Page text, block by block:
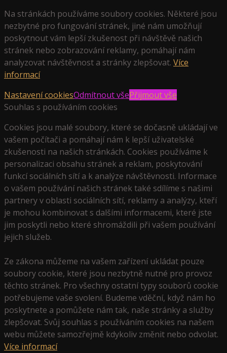
Na stránkách používáme soubory cookies. Některé jsou
nezbytné pro fungování stránek, jiné nám umožňují
poskytnout vám lepší zkušenost při návštěvě našich
stránek nebo zobrazování reklamy, pomáhají nám
analyzovat návštěvnost a stránky zlepšovat. Více
informací
Nastavení cookiesOdmítnout všePřijmout vše
Souhlas s používáním cookies
Cookies jsou malé soubory, které se dočasně ukládají ve
vašem počítači a pomáhají nám k lepší uživatelské
zkušenosti na našich stránkách. Cookies používáme k
personalizaci obsahu stránek a reklam, poskytování
funkcí sociálních sítí a k analýze návštěvnosti. Informace
o vašem používání našich stránek také sdílíme s našimi
partnery v oblasti sociálních sítí, reklamy a analýzy, kteří
je mohou kombinovat s dalšími informacemi, které jste
jim poskytli nebo které shromáždili při vašem používání
jejich služeb.
Ze zákona můžeme na vašem zařízení ukládat pouze
soubory cookie, které jsou nezbytně nutné pro provoz
těchto stránek. Pro všechny ostatní typy souborů cookie
potřebujeme vaše svolení. Budeme vděční, když nám ho
poskytnete a pomůžete nám tak, naše stránky a služby
zlepšovat. Svůj souhlas s používáním cookies na našem
webu můžete samozřejmě kdykoliv změnit nebo odvolat.
Více informací